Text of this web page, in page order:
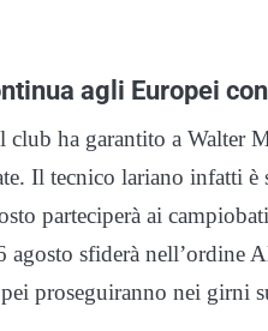
agli Europei
club ha garantito a Walter
Il tecnico lariano infatti è
parteciperà ai
sfiderà nell’ordine
proseguiranno nei girni